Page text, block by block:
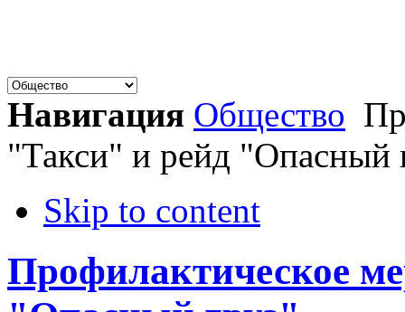
Навигация Общество
"Такси" и рейд "Опасный
Skip to content
Профилактическое